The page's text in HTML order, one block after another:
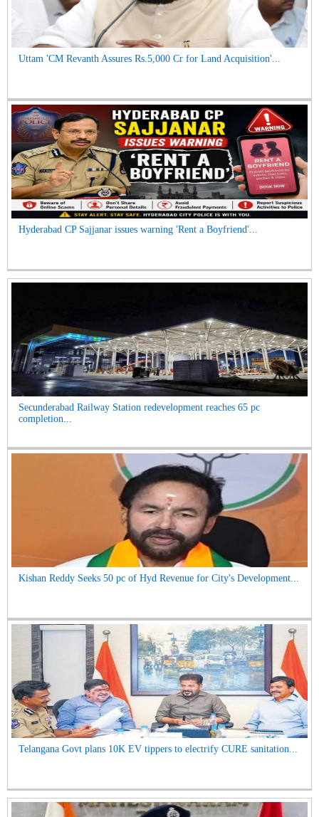
Uttam 'CM Revanth Assures Rs.5,000 Cr for Land Acquisition'...
Hyderabad CP Sajjanar issues warning 'Rent a Boyfriend'...
Secunderabad Railway Station redevelopment reaches 65 pc
completion...
Kishan Reddy Seeks 50 pc of Hyd Revenue for City's Development...
Telangana Govt plans 10K EV tippers to electrify CURE sanitation...